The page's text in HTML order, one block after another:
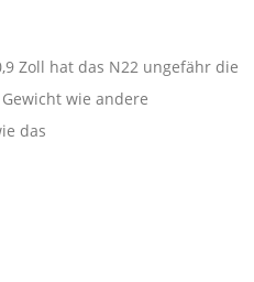
Zoll hat das N22 ungefähr die
wie andere
das